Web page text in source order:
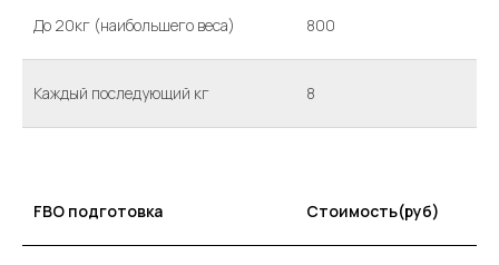
До 20кг (наибольшего веса) 800
Каждый последующий кг 8
FBO подготовка Стоимость(руб)